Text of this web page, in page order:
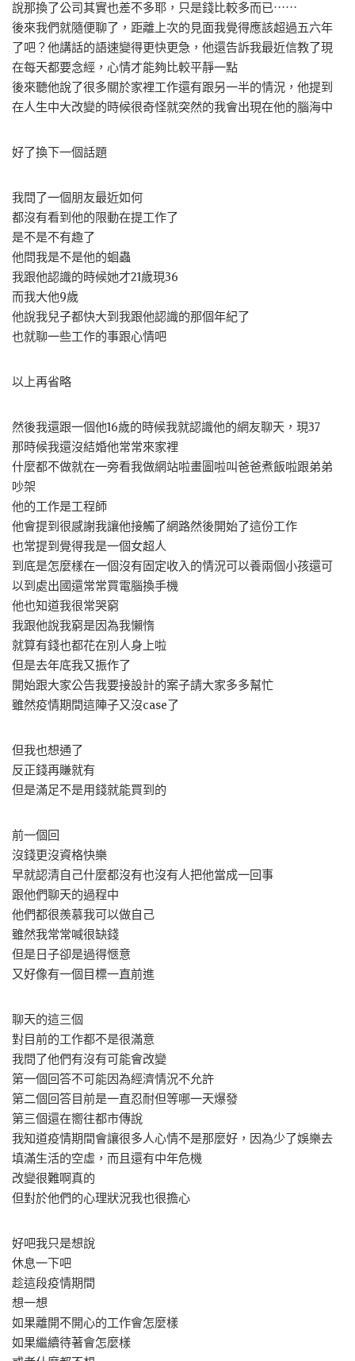
說那換了公司其實也差不多耶，只是錢比較多而已⋯⋯
後來我們就隨便聊了，距離上次的見面我覺得應該超過五六年
了吧？他講話的語速變得更快更急，他還告訴我最近信教了現
在每天都要念經，心情才能夠比較平靜一點
後來聽他說了很多關於家裡工作還有跟另一半的情況，他提到
在人生中大改變的時候很奇怪就突然的我會出現在他的腦海中
好了換下一個話題
我問了一個朋友最近如何
都沒有看到他的限動在提工作了
是不是不有趣了
他問我是不是他的蛔蟲
我跟他認識的時候她才21歲現36
而我大他9歲
他說我兒子都快大到我跟他認識的那個年紀了
也就聊一些工作的事跟心情吧
以上再省略
然後我還跟一個他16歲的時候我就認識他的網友聊天，現37
那時候我還沒結婚他常常來家裡
什麼都不做就在一旁看我做網站啦畫圖啦叫爸爸煮飯啦跟弟弟
吵架
他的工作是工程師
他會提到很感謝我讓他接觸了網路然後開始了這份工作
也常提到覺得我是一個女超人
到底是怎麼樣在一個沒有固定收入的情況可以養兩個小孩還可
以到處出國還常常買電腦換手機
他也知道我很常哭窮
我跟他說我窮是因為我懶惰
就算有錢也都花在別人身上啦
但是去年底我又振作了
開始跟大家公告我要接設計的案子請大家多多幫忙
雖然疫情期間這陣子又沒case了
但我也想通了
反正錢再賺就有
但是滿足不是用錢就能買到的
前一個回
沒錢更沒資格快樂
早就認清自己什麼都沒有也沒有人把他當成一回事
跟他們聊天的過程中
他們都很羨慕我可以做自己
雖然我常常喊很缺錢
但是日子卻是過得愜意
又好像有一個目標一直前進
聊天的這三個
對目前的工作都不是很滿意
我問了他們有沒有可能會改變
第一個回答不可能因為經濟情況不允許
第二個回答目前是一直忍耐但等哪一天爆發
第三個還在嚮往都市傳說
我知道疫情期間會讓很多人心情不是那麼好，因為少了娛樂去
填滿生活的空虛，而且還有中年危機
改變很難啊真的
但對於他們的心理狀況我也很擔心
好吧我只是想說
休息一下吧
趁這段疫情期間
想一想
如果離開不開心的工作會怎麼樣
如果繼續待著會怎麼樣